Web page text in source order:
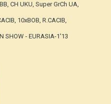
CH UKU, Super GrCh UA,
10xBOB, R.CACIB,
SHOW - EURASIA-1'13